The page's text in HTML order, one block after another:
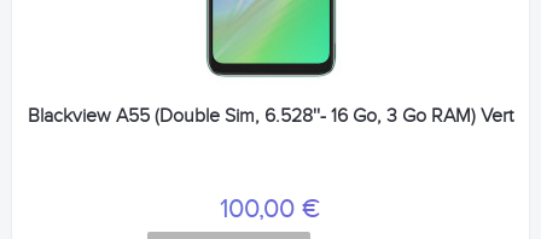
Blackview A55 (Double Sim, 6.528''- 16 Go, 3 Go RAM) Vert
100,00 €